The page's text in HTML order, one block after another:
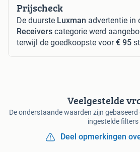
Prijscheck
De duurste Luxman advertentie in
Receivers categorie werd
terwijl de goedkoopste voor€ 95
Veelgestelde
De onderstaande waarden zijn
ingestelde filters
Deel opmerkingen